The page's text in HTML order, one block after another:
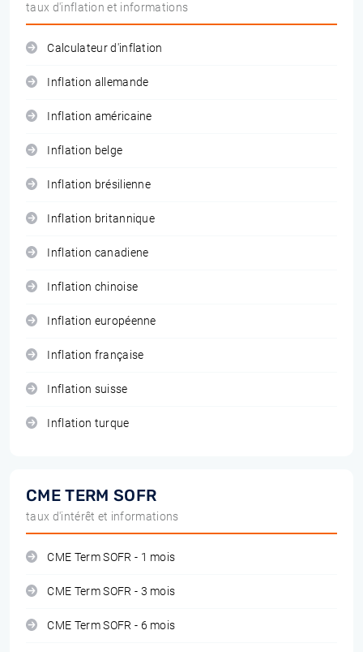
taux d'inflation et informations
Calculateur d'inflation
Inflation allemande
Inflation américaine
Inflation belge
Inflation brésilienne
Inflation britannique
Inflation canadiene
Inflation chinoise
Inflation européenne
Inflation française
Inflation suisse
Inflation turque
CME TERM SOFR
taux d'intérêt et informations
CME Term SOFR - 1 mois
CME Term SOFR - 3 mois
CME Term SOFR - 6 mois